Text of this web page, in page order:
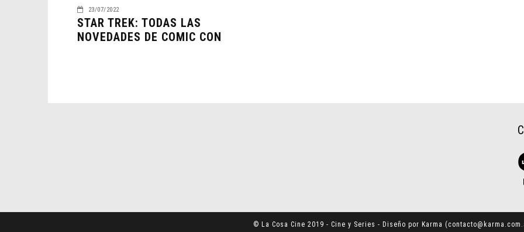
23/07/2022
STAR TREK: TODAS LAS
NOVEDADES DE COMIC CON
© La Cosa Cine 2019 - Cine y Series - Diseño por Karma (